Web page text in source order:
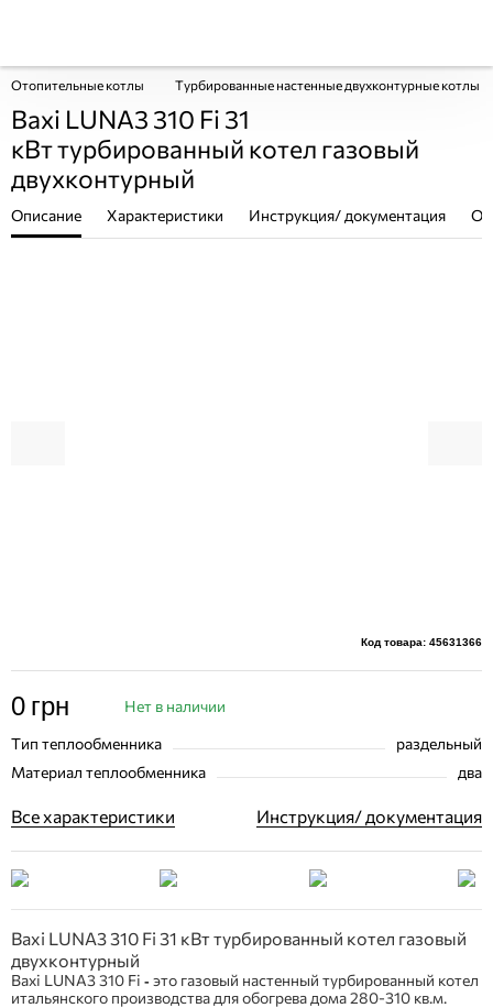
Отопительные котлы Турбированные настенные двухконтурные котлы
Baxi LUNA3 310 Fi 31
кВт турбированный котел газовый
двухконтурный
Описание Характеристики Инструкция/ документация
Код товара: 45631366
0 грн Нет в наличии
Тип теплообменника
раздельный
Материал теплообменника
два
Все характеристики Инструкция/ документация
Baxi LUNA3 310 Fi 31 кВт турбированный котел газовый
двухконтурный
Baxi LUNA3 310 Fi - это газовый настенный турбированный котел
итальянского производства для обогрева дома 280-310 кв.м.